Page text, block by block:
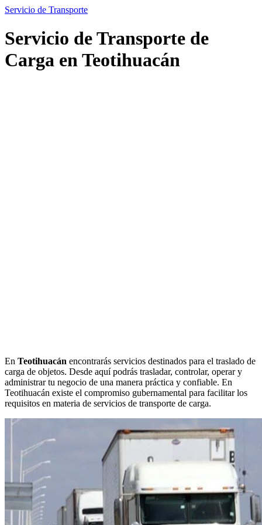
Servicio de Transporte
Servicio de Transporte de
Carga en Teotihuacán
En Teotihuacán encontrarás servicios destinados para el traslado de
carga de objetos. Desde aquí podrás trasladar, controlar, operar y
administrar tu negocio de una manera práctica y confiable. En
Teotihuacán existe el compromiso gubernamental para facilitar los
requisitos en materia de servicios de transporte de carga.